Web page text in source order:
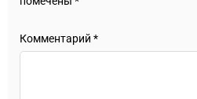
Комментарий *